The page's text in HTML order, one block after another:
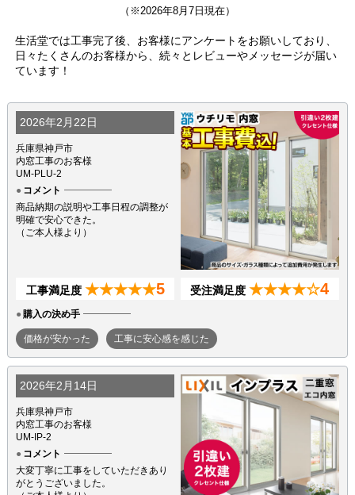
内窓・二重窓リフォームのお客様の声
当店では、これまでに
件ものレビューを頂戴しており、そ
の中には内窓に関するご感想も多く含まれています。
今回はその一部をご紹介いたします。
おかげさまで内窓の評判・口コミ総数
13 件!
（※2026年8月7日現在）
生活堂では工事完了後、お客様にアンケートをお願いしており、
日々たくさんのお客様から、続々とレビューやメッセージが届い
ています！
2026年2月22日
兵庫県神戸市
内窓工事のお客様
UM-PLU-2
コメント
商品納期の説明や工事日程の調整が